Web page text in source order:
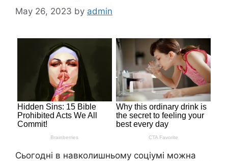
May 26, 2023 by admin
Сьогодні в навколишньому соціумі можна